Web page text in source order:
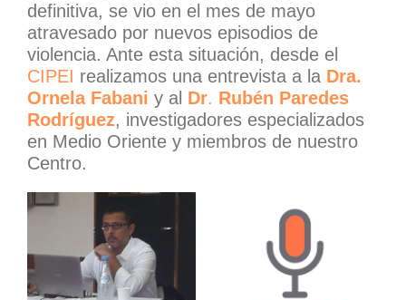
definitiva, se vio en el mes de mayo
atravesado por nuevos episodios de
violencia. Ante esta situación, desde el
CIPEI realizamos una entrevista a la Dra.
Ornela Fabani y al Dr. Rubén Paredes
Rodríguez, investigadores especializados
en Medio Oriente y miembros de nuestro
Centro.